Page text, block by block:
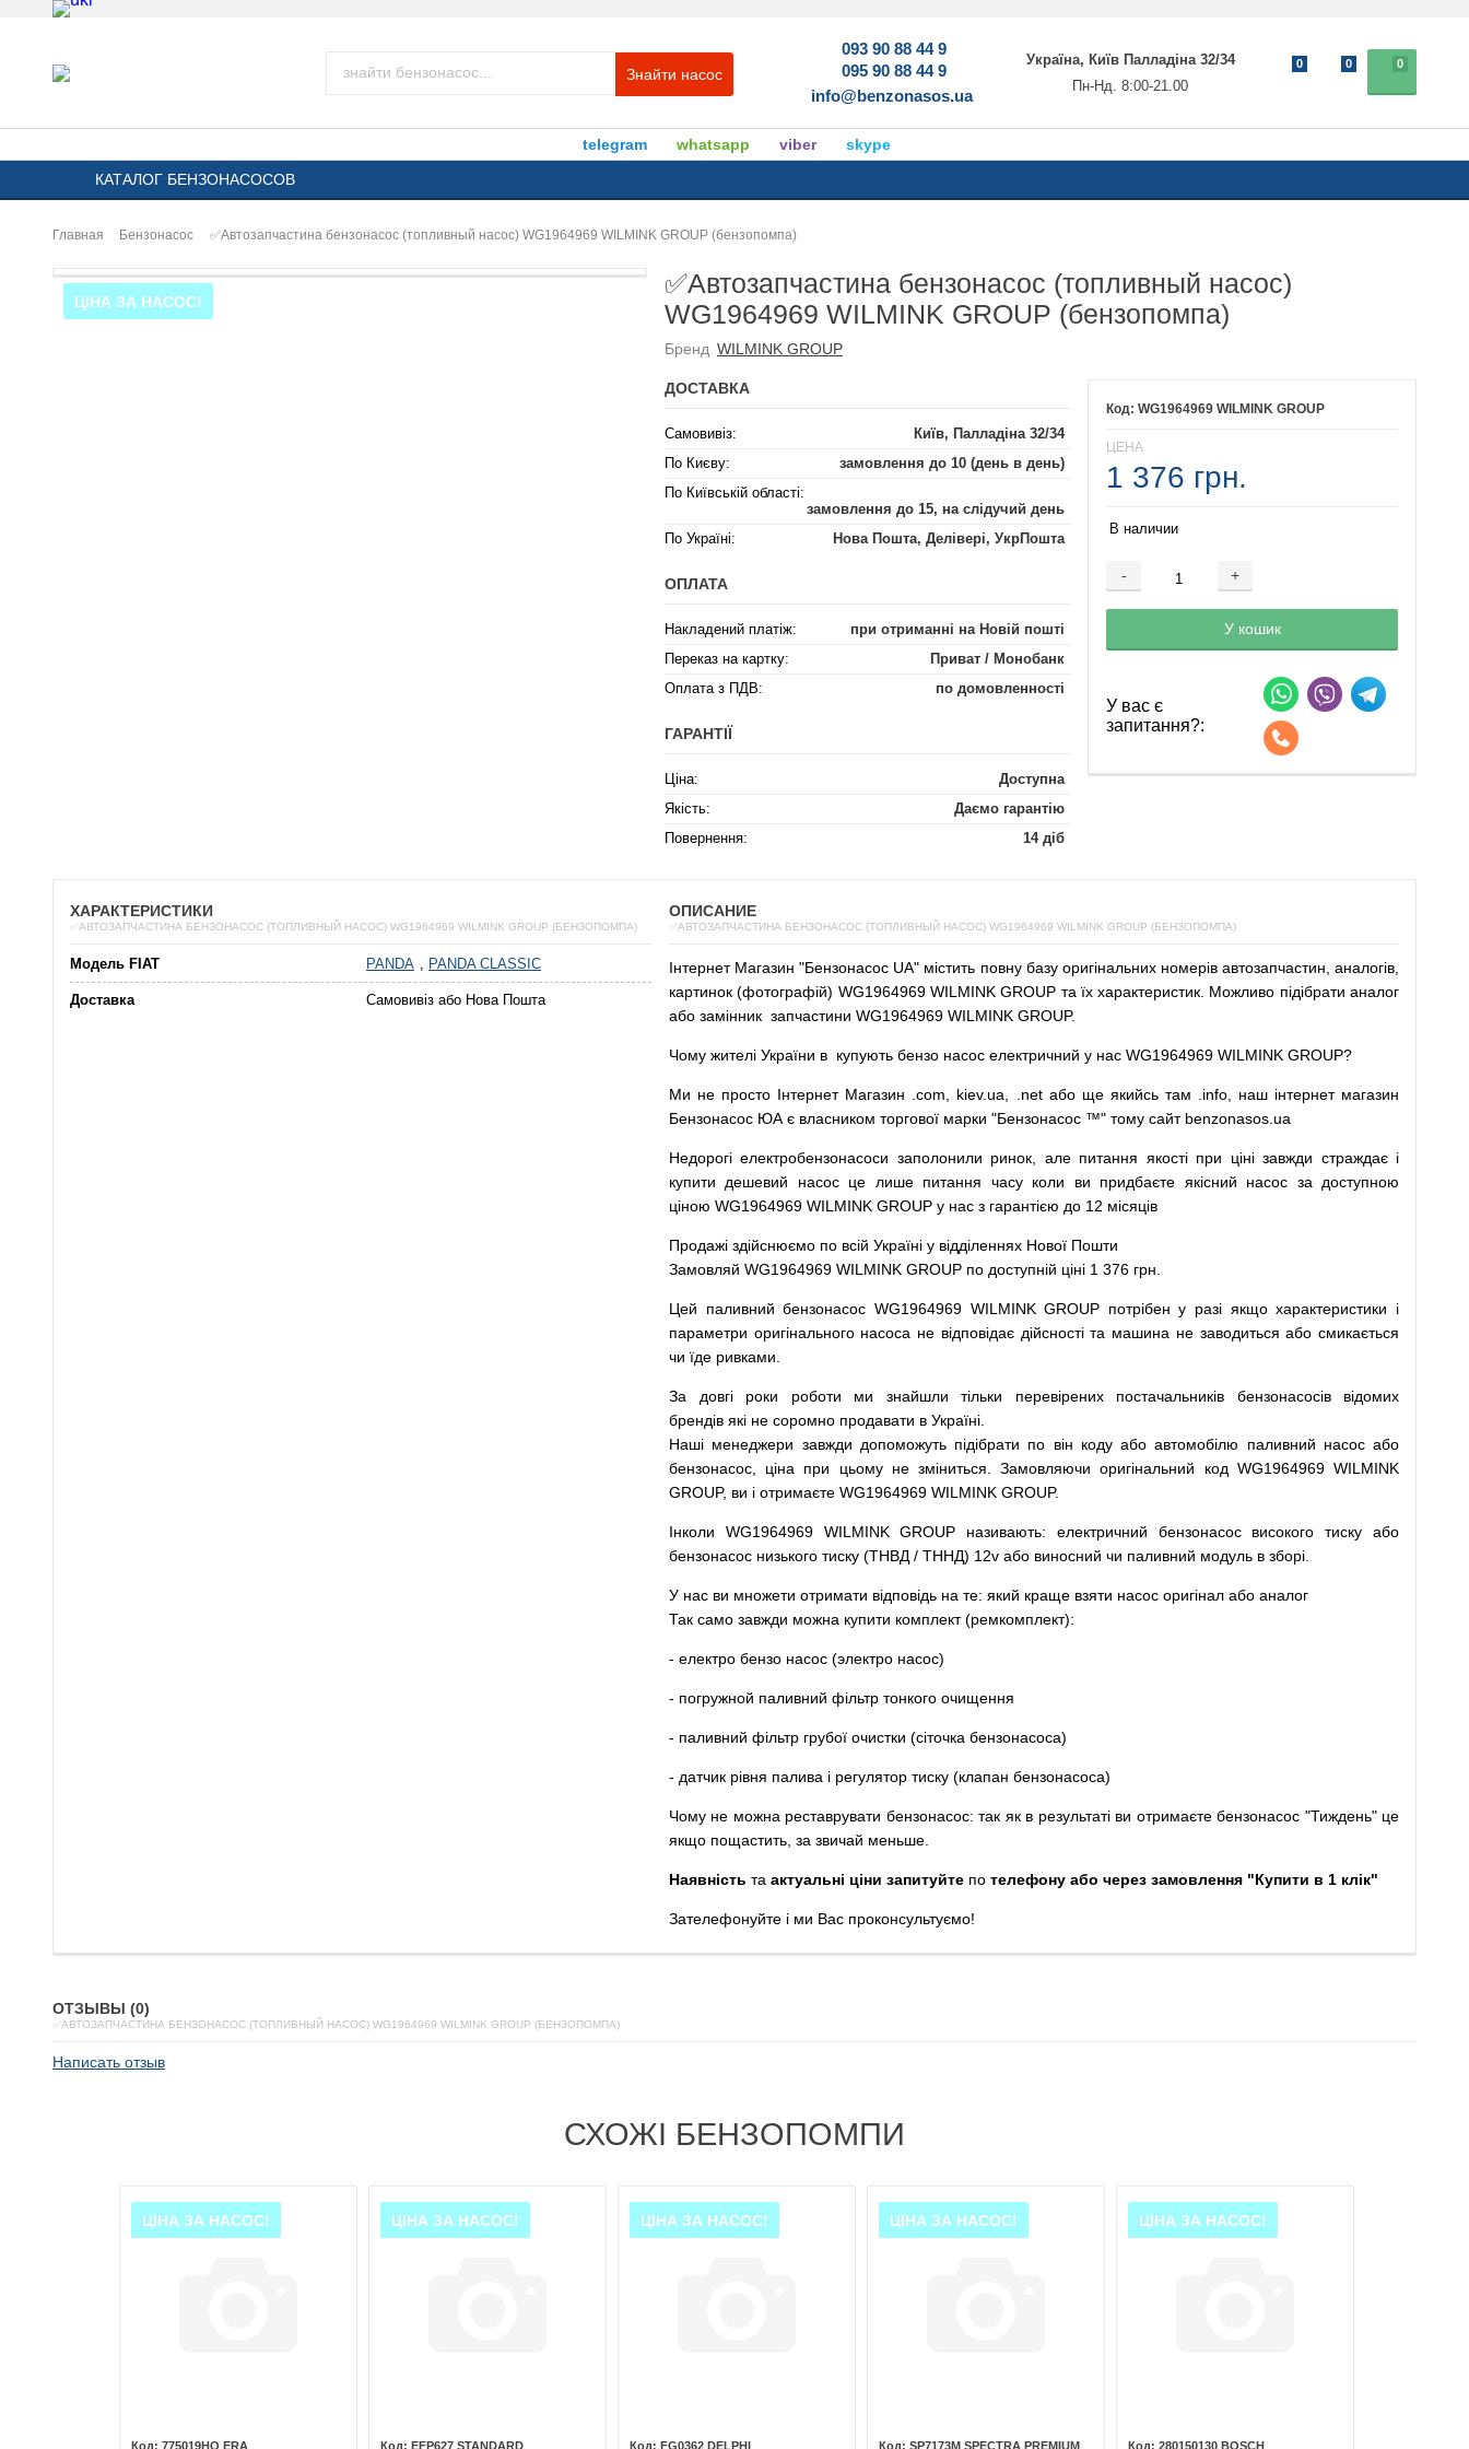
Знайти насос
093 90 88 44 9
095 90 88 44 9
info@benzonasos.ua
Україна, Київ Палладіна 32/34
Пн-Нд. 8:00-21.00
0
0 0
telegram whatsapp viber
skype
КАТАЛОГ БЕНЗОНАСОСОВ
Главная Бензонасос ✅Автозапчастина бензонасос (топливный насос) WG1964969 WILMINK GROUP (бензопомпа)
ЦІНА ЗА НАСОС!
✅Автозапчастина бензонасос (топливный насос)
WG1964969 WILMINK GROUP (бензопомпа)
Бренд WILMINK GROUP
WG1964969 WILMINK GROUP
ЦЕНА
1 376 грн.
В наличии
- +
Добавляется...
У кошик
Добавлен
У вас є
запитання?:
ДОСТАВКА
Самовивіз:
Київ, Палладіна 32/34
По Києву:
замовлення до 10 (день в день)
По Київській області:
замовлення до 15, на слідучий день
По Україні:
Нова Пошта, Делівері, УкрПошта
ОПЛАТА
Накладений платіж:
при отриманні на Новій пошті
Переказ на картку:
Приват / Монобанк
Оплата з ПДВ:
по домовленності
ГАРАНТІЇ
Ціна:
Доступна
Якість:
Даємо гарантію
Повернення:
14 діб
ХАРАКТЕРИСТИКИ
✅АВТОЗАПЧАСТИНА БЕНЗОНАСОС (ТОПЛИВНЫЙ НАСОС) WG1964969 WILMINK GROUP (БЕНЗОПОМПА)
Модель FIAT PANDA , PANDA CLASSIC
Доставка Самовивіз або Нова Пошта
ОПИСАНИЕ
✅АВТОЗАПЧАСТИНА БЕНЗОНАСОС (ТОПЛИВНЫЙ НАСОС) WG1964969 WILMINK GROUP (БЕНЗОПОМПА)
Інтернет Магазин "Бензонасос UA" містить повну базу оригінальних номерів автозапчастин аналогів
картинок (фотографій) WG1964969 WILMINK GROUP та їх характеристик. Можливо підібрати аналог
або замінник запчастини WG1964969 WILMINK GROUP.
Чому жителі України в купують бензо насос електричний у нас WG1964969 WILMINK GROUP?
Ми не просто Інтернет Магазин .com kiev.ua .net або ще якийсь там .info, наш інтернет магазин
Бензонасос ЮА є власником торгової марки "Бензонасос ™" тому сайт benzonasos.ua
Недорогі електробензонасоси заполонили ринок але питання якості при ціні завжди страждає і
купити
дешевий насос це лише питання часу коли ви придбаєте якісний насос за доступною
ціною WG1964969 WILMINK GROUP у нас з гарантією до 12 місяців
Продажі здійснюємо по всій Україні у відділеннях Нової Пошти
Замовляй WG1964969 WILMINK GROUP по доступній ціні 1 376 грн.
Цей паливний бензонасос WG1964969 WILMINK GROUP потрібен у разі якщо характеристики
і
параметри оригінального насоса не відповідає дійсності та машина не заводиться або смикається
чи їде ривками
За довгі роки роботи ми знайшли тільки перевірених постачальників
бензонасосів відомих
брендів які не соромно продавати в Україні.
Наші менеджери завжди допоможуть підібрати по він коду або автомобілю паливний насос або
бензонасос
ціна при цьому не зміниться Замовляючи оригінальний код WG1964969 WILMINK
GROUP, ви і отримаєте WG1964969 WILMINK GROUP.
Інколи WG1964969 WILMINK GROUP називають: електричний бензонасос високого тиску
або
бензонасос низького тиску (ТНВД / ТННД) 12v або виносний чи паливний модуль в зборі
У нас ви множети отримати відповідь на те: який краще взяти насос оригінал або аналог
Так само завжди можна купити комплект (ремкомплект):
- електро бензо насос (электро насос)
- погружной паливний фільтр тонкого очищення
- паливний фільтр грубої очистки (сіточка бензонасоса)
- датчик рівня палива і регулятор тиску (клапан бензонасоса)
Чому не можна реставрувати бензонасос: так як в результаті ви отримаєте бензонасос "Тиждень" це
якщо пощастить, за звичай меньше.
Наявність та актуальні ціни запитуйте по телефону або через замовлення "Купити в 1 клік"
Зателефонуйте і ми Вас проконсультуємо!
ОТЗЫВЫ (0)
✅АВТОЗАПЧАСТИНА БЕНЗОНАСОС (ТОПЛИВНЫЙ НАСОС) WG1964969 WILMINK GROUP (БЕНЗОПОМПА)
Написать отзыв
СХОЖІ БЕНЗОПОМПИ
ЦІНА ЗА НАСОС!
775019HQ ERA
ЦІНА ЗА НАСОС!
EFP627 STANDARD
ЦІНА ЗА НАСОС!
FG0362 DELPHI
ЦІНА ЗА НАСОС!
SP7173M SPECTRA PREMIUM
ЦІНА ЗА НАСОС!
280150130 BOSCH